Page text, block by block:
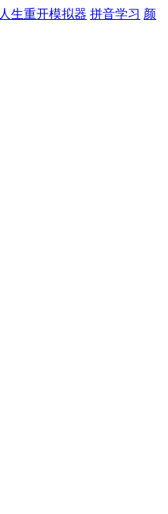
人生重开模拟器 拼音学习 颜